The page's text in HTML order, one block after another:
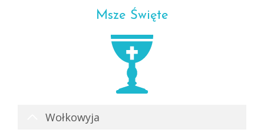
Msze Święte
Wołkowyja